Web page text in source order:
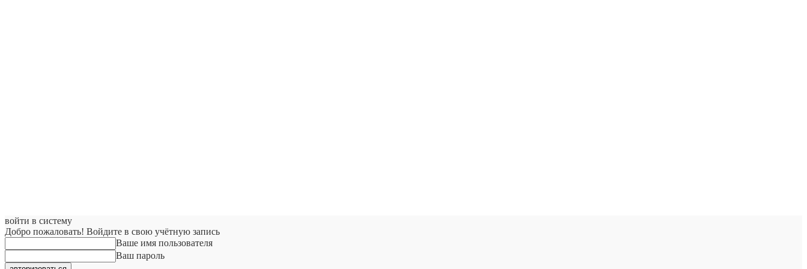
войти в систему
Добро пожаловать! Войдите в свою учётную запись
Ваше имя пользователя
Ваш пароль